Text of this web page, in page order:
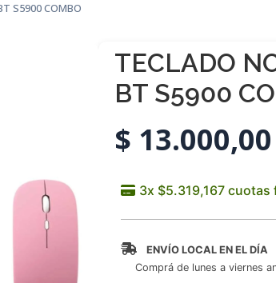
S5900 COMBO
TECLADO
BT S5900
$ 13.000,00
ENVÍO LOCAL EN EL DÍA
Comprá de lunes a viernes